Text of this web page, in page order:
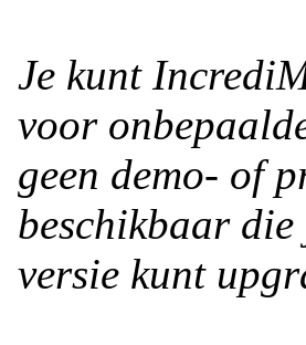
Je kunt
voor
geen demo- of
beschikbaar
versie kunt